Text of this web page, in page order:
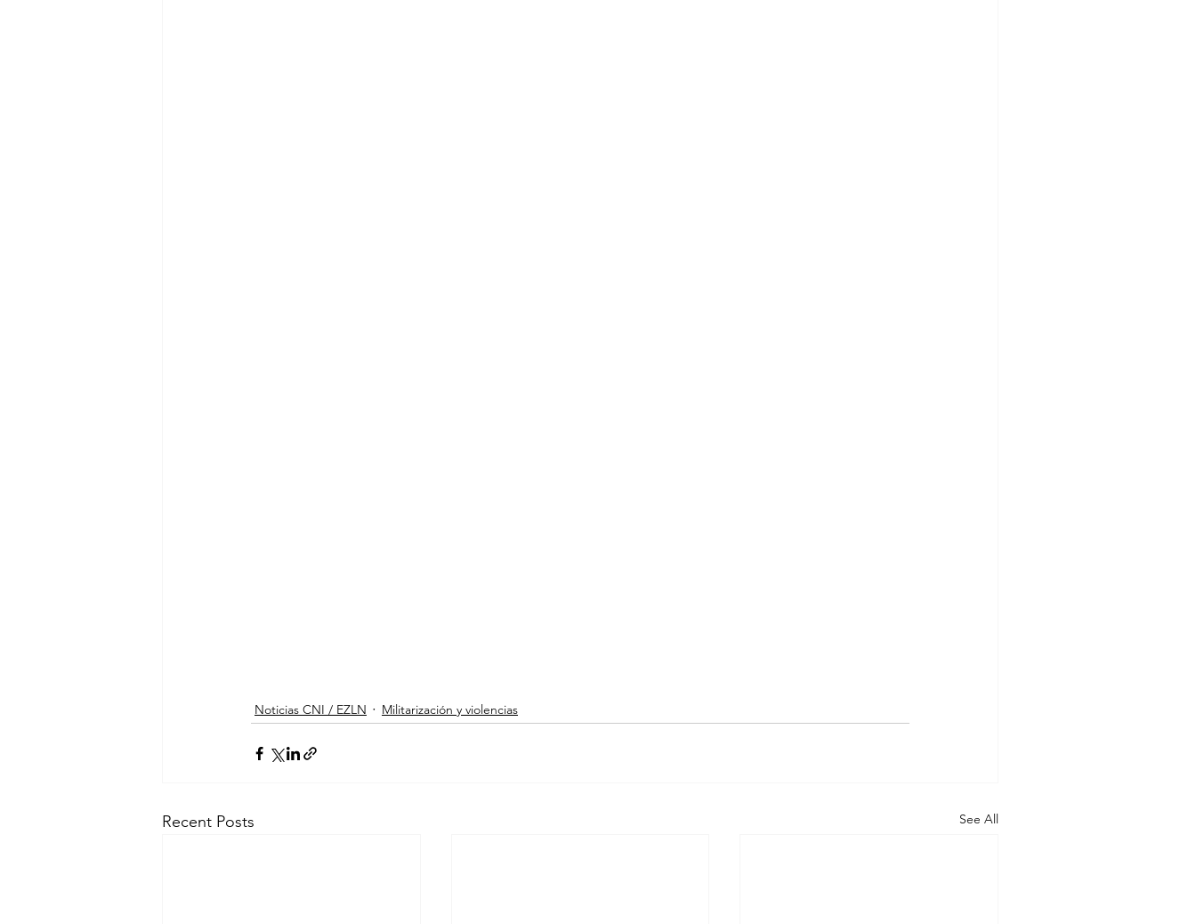
Noticias CNI / EZLN Militarización y violencias
Recent Posts See All